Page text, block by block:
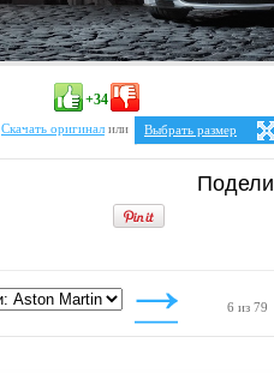
+34
Скачать оригиналили
Выбрать размер
Ваше разрешение:Не
1280x1024
1400x1050
1600x1200
6 из 79